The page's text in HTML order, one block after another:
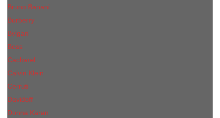
Bruno Banani
Burberry
Bvlgari
Boss
Cacharel
Calvin Klein
Cerruti
Davidoff
Donna Karan